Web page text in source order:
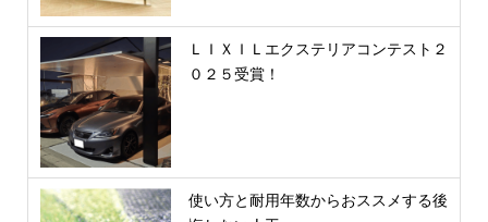
ＬＩＸＩＬエクステリアコンテスト２
０２５受賞！
使い方と耐用年数からおススメする後